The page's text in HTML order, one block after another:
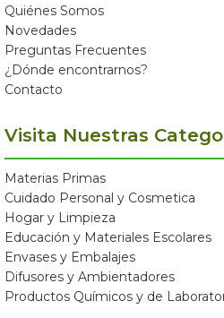
Quiénes Somos
Novedades
Preguntas Frecuentes
¿Dónde encontrarnos?
Contacto
Visita Nuestras
Materias Primas
Cuidado Personal y Cosmetica
Hogar y Limpieza
Educación y Materiales Escolares
Envases y Embalajes
Difusores y Ambientadores
Productos Químicos y de